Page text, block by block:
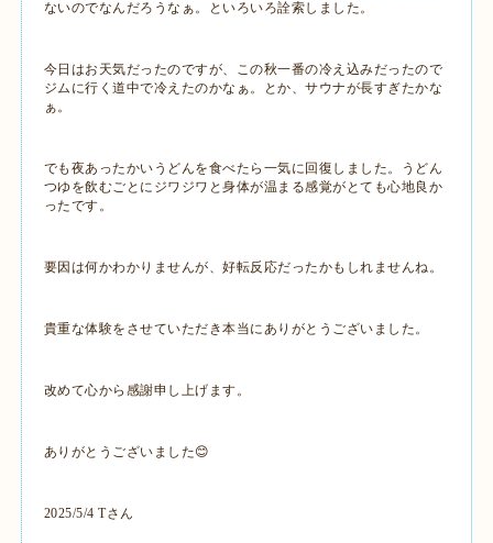
ないのでなんだろうなぁ。といろいろ詮索しました。
今日はお天気だったのですが、この秋一番の冷え込みだったので
ジムに行く道中で冷えたのかなぁ。とか、サウナが長すぎたかな
ぁ。
でも夜あったかいうどんを食べたら一気に回復しました。うどん
つゆを飲むごとにジワジワと身体が温まる感覚がとても心地良か
ったです。
要因は何かわかりませんが、好転反応だったかもしれませんね。
貴重な体験をさせていただき本当にありがとうございました。
改めて心から感謝申し上げます。
ありがとうございました😊
2025/5/4 Tさん